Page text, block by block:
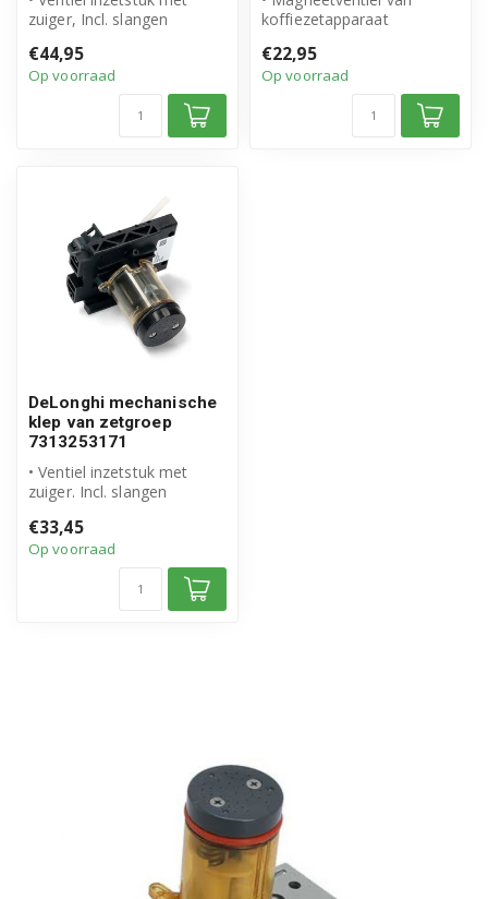
zuiger, Incl. slangen
product
• A...
€44,95
Op voorraad
koffiezetapparaat
DeLonghi
• Arti...
€22,95
Op voorraad
DeLonghi mechanische
klep van zetgroep
7313253171
• Ventiel inzetstuk met
zuiger. Incl. slangen
• Artikelnu...
€33,45
Op voorraad